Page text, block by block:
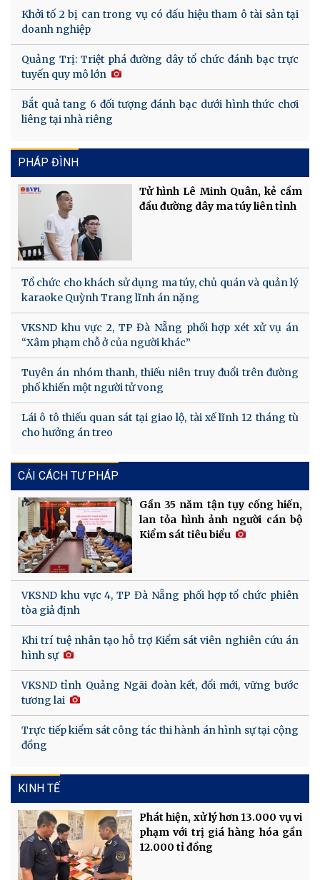
Khởi tố 2 bị can trong vụ có dấu hiệu tham ô tài sản tại
doanh nghiệp
Quảng Trị: Triệt phá đường dây tổ chức đánh bạc trực
tuyến quy mô lớn
Bắt quả tang 6 đối tượng đánh bạc dưới hình thức chơi
liêng tại nhà riêng
PHÁP ĐÌNH
Tử hình Lê Minh Quân, kẻ cầm
đầu đường dây ma túy liên tỉnh
Tổ chức cho khách sử dụng ma túy, chủ quán và quản lý
karaoke Quỳnh Trang lĩnh án nặng
VKSND khu vực 2, TP Đà Nẵng phối hợp xét xử vụ án
“Xâm phạm chỗ ở của người khác”
Tuyên án nhóm thanh, thiếu niên truy đuổi trên đường
phố khiến một người tử vong
Lái ô tô thiếu quan sát tại giao lộ, tài xế lĩnh 12 tháng tù
cho hưởng án treo
CẢI CÁCH TƯ PHÁP
Gần 35 năm tận tụy cống hiến,
lan tỏa hình ảnh người cán bộ
Kiểm sát tiêu biểu
VKSND khu vực 4, TP Đà Nẵng phối hợp tổ chức phiên
tòa giả định
Khi trí tuệ nhân tạo hỗ trợ Kiểm sát viên nghiên cứu án
hình sự
VKSND tỉnh Quảng Ngãi đoàn kết, đổi mới, vững bước
tương lai
Trực tiếp kiểm sát công tác thi hành án hình sự tại cộng
đồng
KINH TẾ
Phát hiện, xử lý hơn 13.000 vụ vi
phạm với trị giá hàng hóa gần
12.000 tỉ đồng